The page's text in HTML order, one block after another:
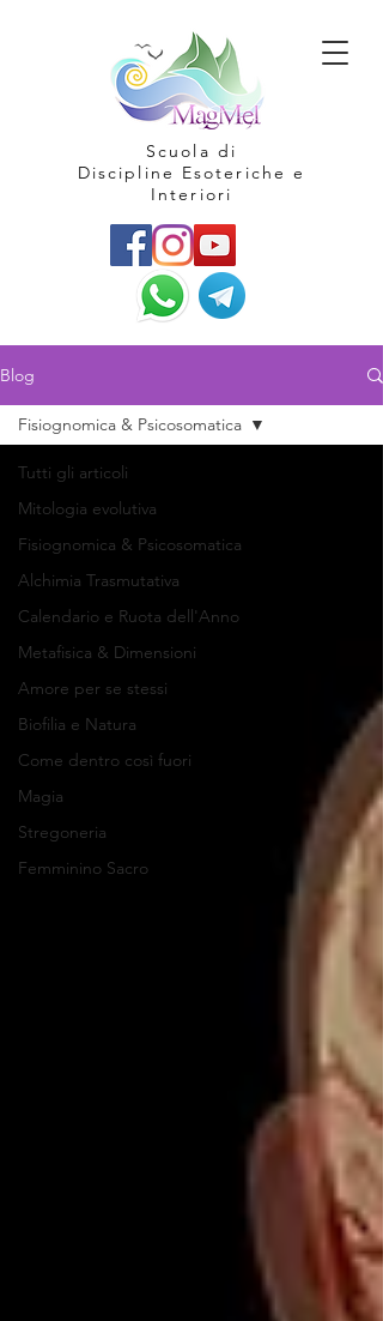
Scuola di
Discipline Esoteriche e
Interiori
Blog
Tutti gli articoli
Mitologia evolutiva
Fisiognomica & Psicosomatica
Alchimia Trasmutativa
Calendario e Ruota dell'Anno
Metafisica & Dimensioni
Amore per se stessi
Biofilia e Natura
Come dentro così fuori
Magia
Stregoneria
Femminino Sacro
Fisiognomica & Psicosomatica